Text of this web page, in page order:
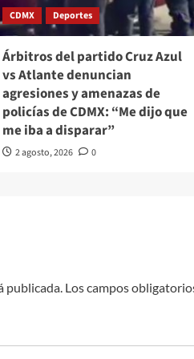
CDMX Deportes
Árbitros del partido Cruz Azul
vs Atlante denuncian
agresiones y amenazas de
policías de CDMX: “Me dijo que
me iba a disparar”
2 agosto, 2026 0
publicada. Los campos